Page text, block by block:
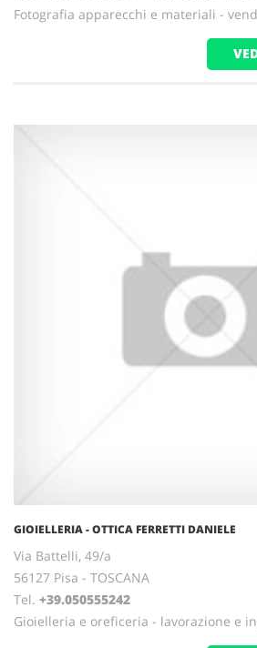
Fotografia apparecchi e materiali -
GIOIELLERIA - OTTICA FERRETTI DANIELE
Via Battelli, 49/a
56127 Pisa - TOSCANA
Tel. +39.050555242
Gioielleria e oreficeria - lavorazione e